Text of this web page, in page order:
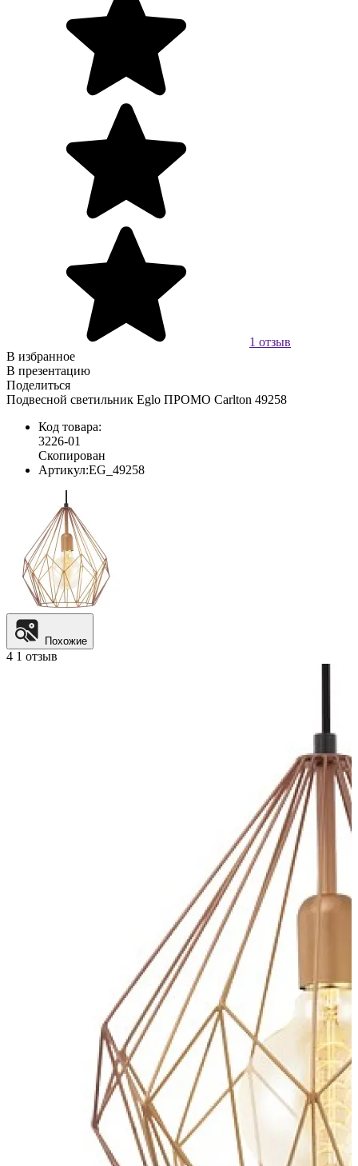
1 отзыв
В избранное
В презентацию
Поделиться
Подвесной светильник Eglo ПРОМО Carlton 49258
Код товара:
3226-01
Скопирован
Артикул:EG_49258
Похожие
4 1 отзыв